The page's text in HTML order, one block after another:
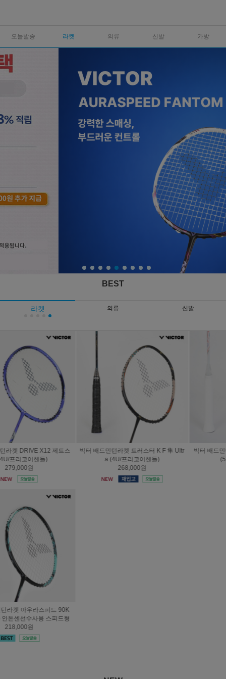
오늘발송 라켓 의류 신발 가방
BEST
라켓 의류 신발
빅터 배드민턴라켓 트러스터 K F 隼 Ultr
a (4U/프리코어핸들)
빅터 배드민턴라켓 트러스터 류가 뮤즈
(5U/프리코어핸들)